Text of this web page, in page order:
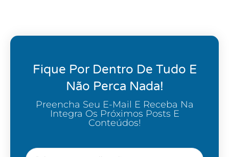
Fique Por Dentro De Tudo E
Não Perca Nada!
Preencha Seu E-Mail E Receba Na
Integra Os Próximos Posts E
Conteúdos!